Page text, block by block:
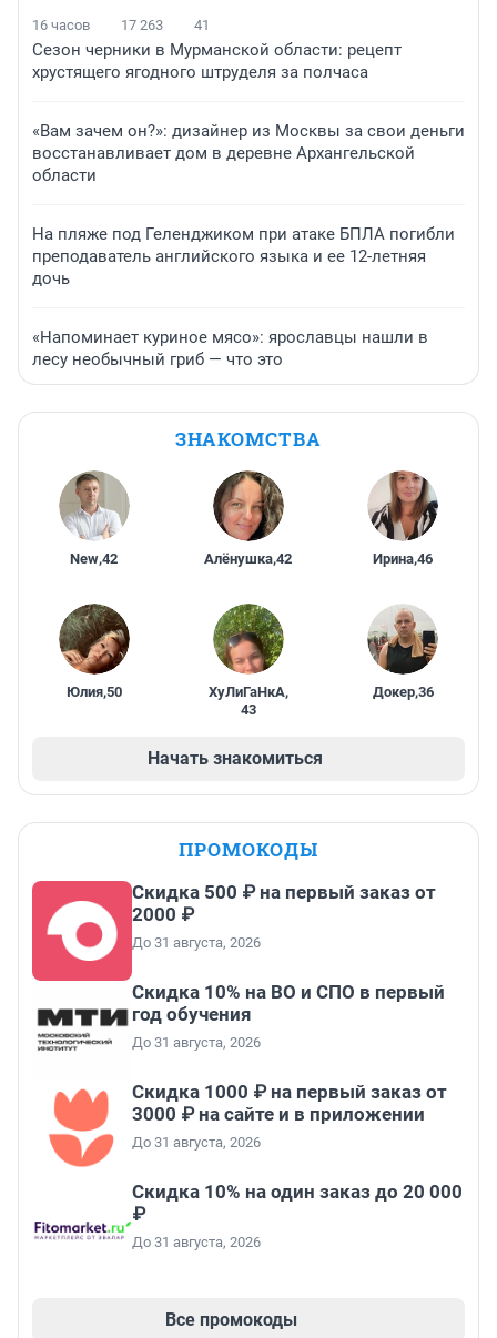
16 часов 17 263 41
Сезон черники в Мурманской области: рецепт
хрустящего ягодного штруделя за полчаса
«Вам зачем он?»: дизайнер из Москвы за свои деньги
восстанавливает дом в деревне Архангельской
области
На пляже под Геленджиком при атаке БПЛА погибли
преподаватель английского языка и ее 12-летняя
дочь
«Напоминает куриное мясо»: ярославцы нашли в
лесу необычный гриб — что это
ЗНАКОМСТВА
New,42 Алёнушка,42 Ирина,46
Юлия,50 ХуЛиГаНкА,
43
Докер,36
Начать знакомиться
ПРОМОКОДЫ
Скидка 500 ₽ на первый заказ от
2000 ₽
До 31 августа, 2026
Скидка 10% на ВО и СПО в первый
год обучения
До 31 августа, 2026
Скидка 1000 ₽ на первый заказ от
3000 ₽ на сайте и в приложении
До 31 августа, 2026
Скидка 10% на один заказ до 20 000
₽
До 31 августа, 2026
Все промокоды